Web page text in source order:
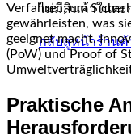
ไม่มีสินค้าในตะ
กลับสู่หน้าร้านค้
Verfahren, um
gewährleisten, was
geeignet macht.
(PoW) und Proof of
Praktische